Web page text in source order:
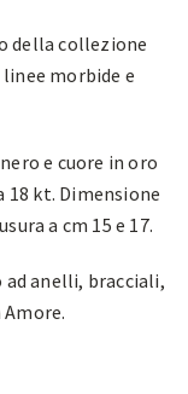
della collezione
morbide e
e cuore in oro
18 kt. Dimensione
a cm 15 e 17.
anelli, bracciali,